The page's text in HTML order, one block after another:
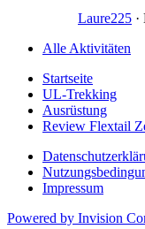
Laure225
Alle Aktivitäten
Startseite
UL-Trekking
Ausrüstung
Review Flextail
Impressum
Powered by Invision